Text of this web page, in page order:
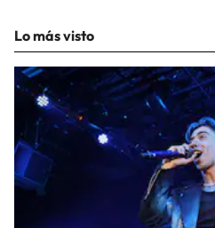
Lo más visto